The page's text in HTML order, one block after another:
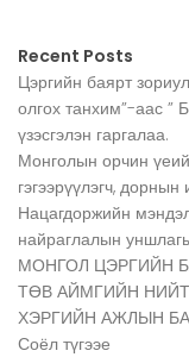
Recent Posts
Цэргийн баярт
олгох танхим”-аас ”
үзэсгэлэн гаргалаа.
Монголын орчин
гэгээрүүлэгч,
Нацагдоржийн
найраглалын
МОНГОЛ ЦЭРГИЙН
ТӨВ АЙМГИЙН
ХЭРГИЙН АЖЛЫН
Соёл түгээе